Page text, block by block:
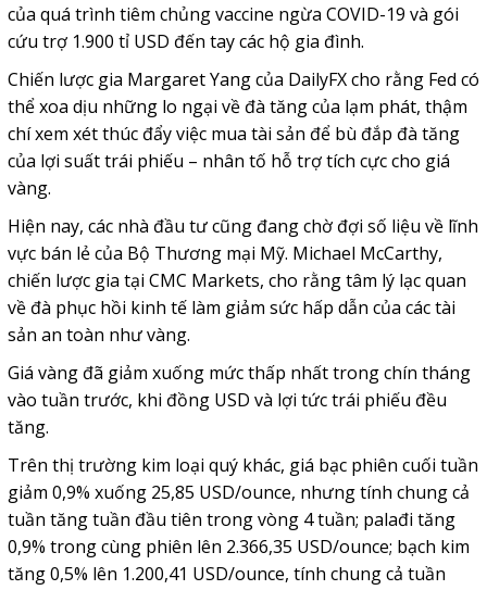
của quá trình tiêm chủng vaccine ngừa COVID-19 và gói
cứu trợ 1.900 tỉ USD đến tay các hộ gia đình.
Chiến lược gia Margaret Yang của DailyFX cho rằng Fed có
thể xoa dịu những lo ngại về đà tăng của lạm phát, thậm
chí xem xét thúc đẩy việc mua tài sản để bù đắp đà tăng
của lợi suất trái phiếu – nhân tố hỗ trợ tích cực cho giá
vàng.
Hiện nay, các nhà đầu tư cũng đang chờ đợi số liệu về lĩnh
vực bán lẻ của Bộ Thương mại Mỹ. Michael McCarthy,
chiến lược gia tại CMC Markets, cho rằng tâm lý lạc quan
về đà phục hồi kinh tế làm giảm sức hấp dẫn của các tài
sản an toàn như vàng.
Giá vàng đã giảm xuống mức thấp nhất trong chín tháng
vào tuần trước, khi đồng USD và lợi tức trái phiếu đều
tăng.
Trên thị trường kim loại quý khác, giá bạc phiên cuối tuần
giảm 0,9% xuống 25,85 USD/ounce, nhưng tính chung cả
tuần tăng tuần đầu tiên trong vòng 4 tuần; palađi tăng
0,9% trong cùng phiên lên 2.366,35 USD/ounce; bạch kim
tăng 0,5% lên 1.200,41 USD/ounce, tính chung cả tuần